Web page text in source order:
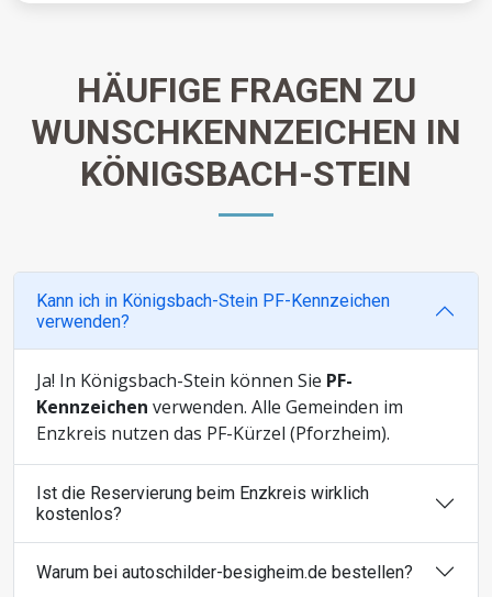
HÄUFIGE FRAGEN ZU
WUNSCHKENNZEICHEN IN
KÖNIGSBACH-STEIN
Kann ich in Königsbach-Stein PF-Kennzeichen
verwenden?
Ja! In Königsbach-Stein können Sie PF-
Kennzeichen verwenden. Alle Gemeinden im
Enzkreis nutzen das PF-Kürzel (Pforzheim).
Ist die Reservierung beim Enzkreis wirklich
kostenlos?
Warum bei autoschilder-besigheim.de bestellen?